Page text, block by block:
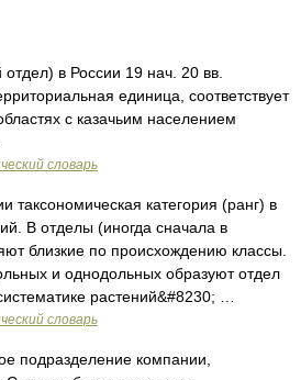
в России 19 нач. 20 вв.
единица, соответствует
с казачьим населением
словарь
таксономическая категория (ранг) в
В отделы (иногда сначала в
близкие по происхождению классы.
и однодольных образуют отдел
растений&#8230; …
словарь
подразделение компании,